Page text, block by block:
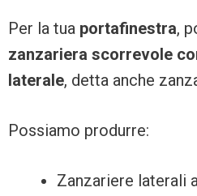
Per la tua portafinestra,
zanzariera scorrevole
laterale, detta anche
Possiamo produrre:
Zanzariere laterali